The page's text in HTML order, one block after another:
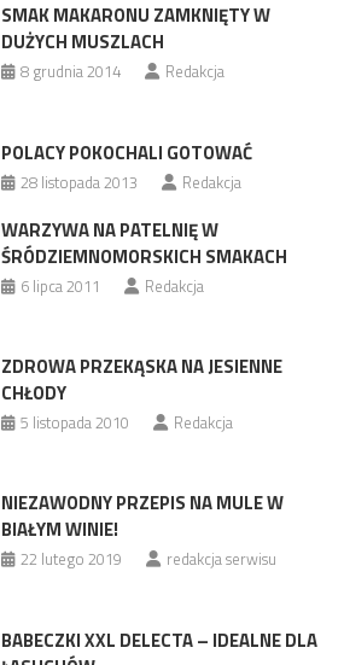
SMAK MAKARONU ZAMKNIĘTY W
DUŻYCH MUSZLACH
8 grudnia 2014 Redakcja
POLACY POKOCHALI GOTOWAĆ
28 listopada 2013 Redakcja
WARZYWA NA PATELNIĘ W
ŚRÓDZIEMNOMORSKICH SMAKACH
6 lipca 2011 Redakcja
ZDROWA PRZEKĄSKA NA JESIENNE
CHŁODY
5 listopada 2010 Redakcja
NIEZAWODNY PRZEPIS NA MULE W
BIAŁYM WINIE!
22 lutego 2019 redakcja serwisu
BABECZKI XXL DELECTA – IDEALNE DLA